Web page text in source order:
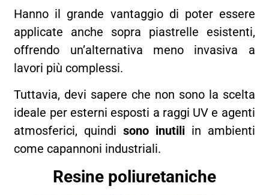
Hanno il grande vantaggio di poter essere
applicate anche sopra piastrelle esistenti,
offrendo un’alternativa meno invasiva a
lavori più complessi.
Tuttavia, devi sapere che non sono la scelta
ideale per esterni esposti a raggi UV e agenti
atmosferici, quindisono inutiliin ambienti
come capannoni industriali.
Resine poliuretaniche